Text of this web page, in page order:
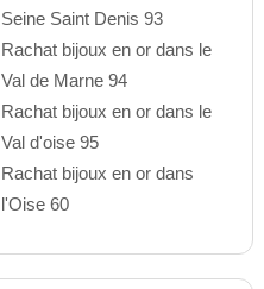
Seine Saint Denis 93
Rachat bijoux en or dans le
Val de Marne 94
Rachat bijoux en or dans le
Val d'oise 95
Rachat bijoux en or dans
l'Oise 60